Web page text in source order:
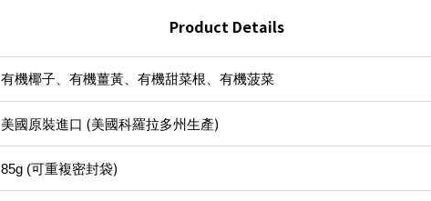
Product Details
有機椰子、有機薑黃、有機甜菜根、有機菠菜
美國原裝進口 (美國科羅拉多州生產)
85g (可重複密封袋)